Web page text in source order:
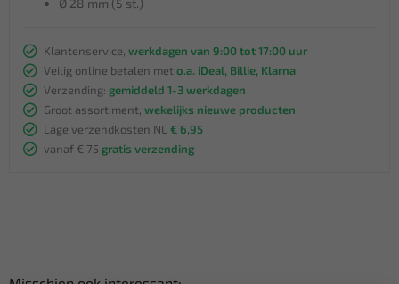
Klantenservice, werkdagen van 9:00 tot 17:00 uur
Veilig online betalen met o.a. iDeal, Billie, Klarna
Verzending: gemiddeld 1-3 werkdagen
Groot assortiment, wekelijks nieuwe producten
Lage verzendkosten NL € 6,95
vanaf € 75 gratis verzending